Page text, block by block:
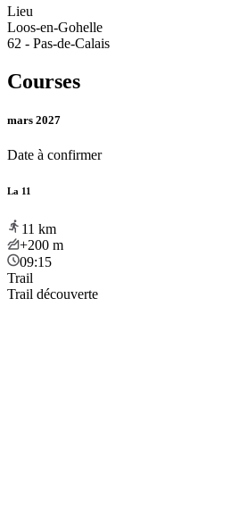
Lieu
Loos-en-Gohelle
62 - Pas-de-Calais
Courses
mars 2027
Date à confirmer
La 11
11 km
+200 m
09:15
Trail
Trail découverte